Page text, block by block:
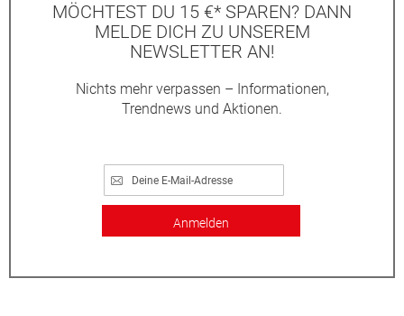
MÖCHTEST DU 15 €* SPAREN? DANN
MELDE DICH ZU UNSEREM
NEWSLETTER AN!
Nichts mehr verpassen – Informationen,
Trendnews und Aktionen.
Anmelden